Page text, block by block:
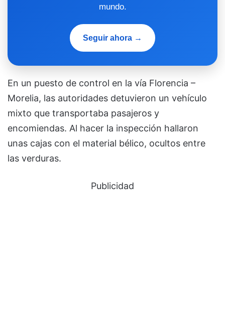
mundo.
Seguir ahora →
En un puesto de control en la vía Florencia –
Morelia, las autoridades detuvieron un vehículo
mixto que transportaba pasajeros y
encomiendas. Al hacer la inspección hallaron
unas cajas con el material bélico, ocultos entre
las verduras.
Publicidad